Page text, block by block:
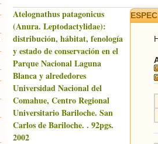
Atelognathus patagonicus
(Anura. Leptodactylidae):
distribución, hábitat, fenología
y estado de conservación en el
Parque Nacional Laguna
Blanca y alrededores
Universidad Nacional del
Comahue, Centro Regional
Universitario Bariloche. San
Carlos de Bariloche. . 92pgs.
2002